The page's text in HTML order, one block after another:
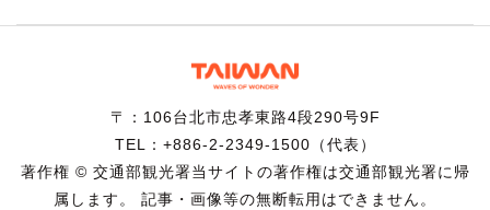
〒：106台北市忠孝東路4段290号9F
TEL：+886-2-2349-1500（代表）
著作権 © 交通部観光署当サイトの著作権は交通部観光署に帰
属します。 記事・画像等の無断転用はできません。